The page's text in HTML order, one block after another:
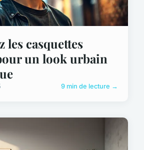
les casquettes
un look urbain
9 min de lecture →